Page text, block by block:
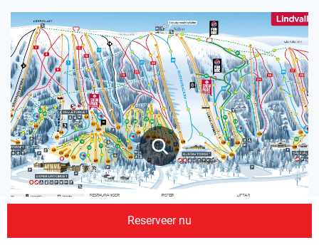
Reserveer nu